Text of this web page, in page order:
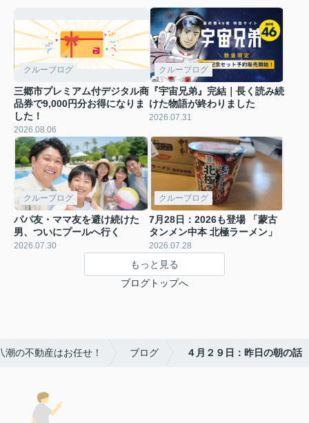
クルーブログ
三郷市プレミアム付デジタル商
品券で9,000円分お得になりま
した！
2026.08.06
クルーブログ
『宇宙兄弟』完結｜長く読み続
けた物語が終わりました
2026.07.31
クルーブログ
パパ友・ママ友を避け続けた
男、ついにプールへ行く
2026.07.30
クルーブログ
7月28日：2026も登場 「蒙古
タンメン中本 北極ラーメン」
2026.07.28
もっと見る
ブログトップへ
の不動産はお任せ！ ブログ ４月２９日：昨日の朝の話